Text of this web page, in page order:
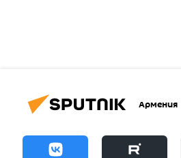
Армения